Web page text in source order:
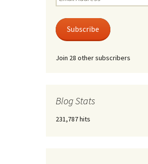
Address
Subscribe
Join 28 other subscribers
Blog Stats
231,787 hits